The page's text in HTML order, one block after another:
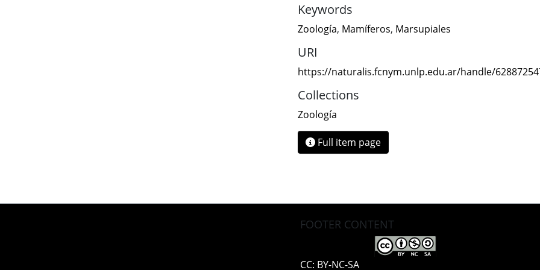
Keywords
Zoología, Mamíferos, Marsupiales
URI
https://naturalis.fcnym.unlp.edu.ar/handle/
Collections
Zoología
Full item page
FOOTER CONTENT
CC: BY-NC-SA